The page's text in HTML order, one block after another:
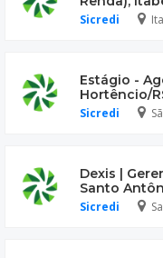
Sicredi
Estágio -
Hortêncio/
Sicredi
Dexis |
Santo
Sicredi